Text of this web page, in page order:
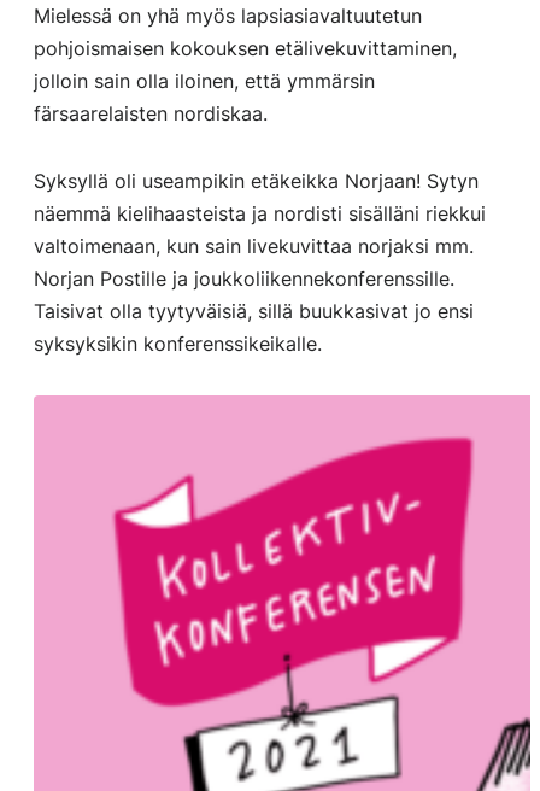
Mielessä on yhä myös lapsiasiavaltuutetun
pohjoismaisen kokouksen etälivekuvittaminen,
jolloin sain olla iloinen, että ymmärsin
färsaarelaisten nordiskaa.
Syksyllä oli useampikin etäkeikka Norjaan! Sytyn
näemmä kielihaasteista ja nordisti sisälläni riekkui
valtoimenaan, kun sain livekuvittaa norjaksi mm.
Norjan Postille ja joukkoliikennekonferenssille.
Taisivat olla tyytyväisiä, sillä buukkasivat jo ensi
syksyksikin konferenssikeikalle.